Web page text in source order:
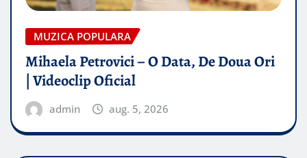
MUZICA POPULARA
Mihaela Petrovici – O Data, De Doua Ori
| Videoclip Oficial
admin aug. 5, 2026